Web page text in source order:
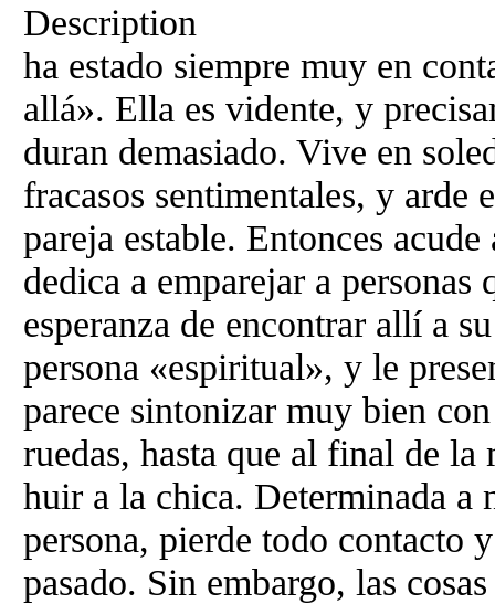
Description
ha estado siempre muy en
allá». Ella es vidente, y
duran demasiado. Vive en
fracasos sentimentales, y arde
pareja estable. Entonces
dedica a emparejar a personas
esperanza de encontrar allí a
persona «espiritual», y le
parece sintonizar muy bien
ruedas, hasta que al final de
huir a la chica. Determinada a
persona, pierde todo contacto
pasado. Sin embargo, las